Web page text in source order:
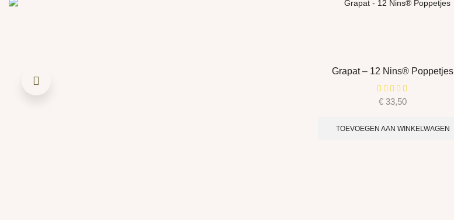
Grapat – 12 Nins® Poppetjes
€ 33,50
TOEVOEGEN AAN WINKELWAGEN